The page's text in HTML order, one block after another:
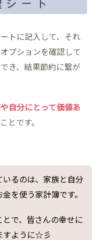
トに記入して、それ
プションを確認して
き、結果節約に繋が
自分にとって価値あ
とです。
いるのは、家族と自分
を使う家計簿です。
で、皆さんの幸せに
すように☆彡